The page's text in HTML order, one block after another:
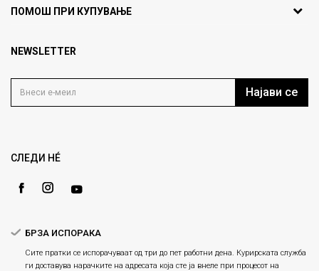
Порака
За нас
Продавници
Блог
Gift Card
ПОМОШ ПРИ КУПУВАЊЕ
Политика на приватност
Како да купите
Замена и рефундација на производи
NEWSLETTER
Најави се
СЛЕДИ НÉ
БРЗА ИСПОРАКА
Сите пратки се испорачуваат од три до пет работни дена. Курирската служба
ги доставува нарачките на адресата која сте ја внеле при процесот на